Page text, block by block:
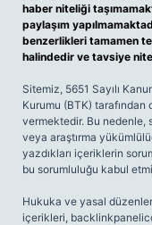
haber niteliği
paylaşım
benzerlikleri tamamen
halindedir ve tavsiye
Sitemiz, 5651 Sayılı
Kurumu (BTK) tarafından
vermektedir. Bu
veya araştırma
yazdıkları içeriklerin
bu sorumluluğu kabul
Hukuka ve yasal
içerikleri,